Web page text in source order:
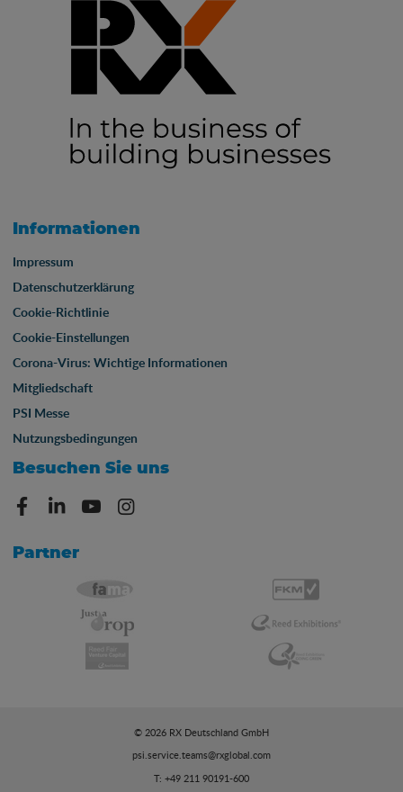
Informationen
Impressum
Datenschutzerklärung
Cookie-Richtlinie
Cookie-Einstellungen
Corona-Virus: Wichtige Informationen
Mitgliedschaft
PSI Messe
Nutzungsbedingungen
Besuchen Sie uns
Partner
© 2026 RX Deutschland GmbH
psi.service.teams@rxglobal.com
T: +49 211 90191-600